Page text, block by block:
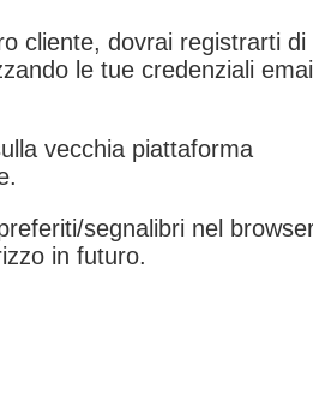
cliente, dovrai registrarti di
le tue credenziali
vecchia piattaforma
segnalibri nel
in futuro.